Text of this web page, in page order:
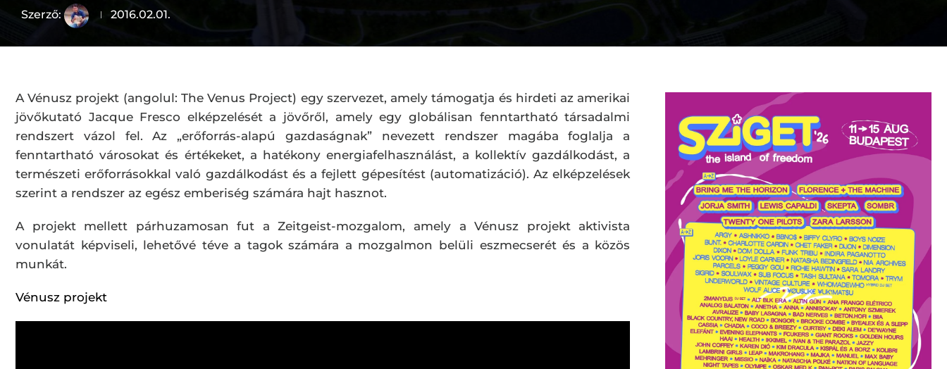
Szerző: 2016.02.01.
A Vénusz projekt (angolul: The Venus Project) egy szervezet, amely támogatja és hirdeti az amerikai
jövőkutató Jacque Fresco elképzelését a jövőről, amely egy globálisan fenntartható társadalmi
rendszert vázol fel. Az „erőforrás-alapú gazdaságnak” nevezett rendszer magába foglalja a
fenntartható városokat és értékeket, a hatékony energiafelhasználást, a kollektív gazdálkodást, a
természeti erőforrásokkal való gazdálkodást és a fejlett gépesítést (automatizáció). Az elképzelések
szerint a rendszer az egész emberiség számára hajt hasznot.
A projekt mellett párhuzamosan fut a Zeitgeist-mozgalom, amely a Vénusz projekt aktivista
vonulatát képviseli, lehetővé téve a tagok számára a mozgalmon belüli eszmecserét és a közös
munkát.
Vénusz projekt